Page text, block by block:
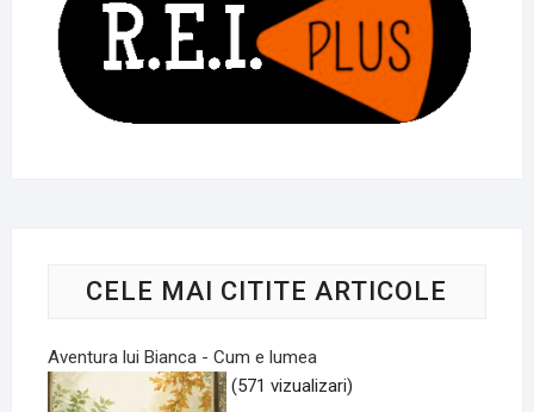
CELE MAI CITITE ARTICOLE
Aventura lui Bianca - Cum e lumea
(571 vizualizari)